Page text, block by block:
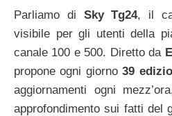
Parliamo di Sky Tg24, il
visibile per gli utenti della
canale 100 e 500. Diretto da
propone ogni giorno39
aggiornamenti ogni
approfondimento sui fatti del